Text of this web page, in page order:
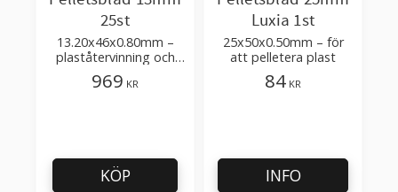
25st
13.20x46x0.80mm –
plaståtervinning och
bearbetning – passar
till Munchy, Erema
969 KR
KÖP
Luxia 1st
25x50x0.50mm – för
att pelletera plast
84 KR
INFO